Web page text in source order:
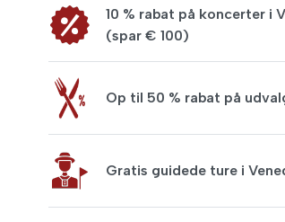
10 % rabat på koncerter
(spar € 100)
Op til 50 % rabat på
Gratis guidede ture i